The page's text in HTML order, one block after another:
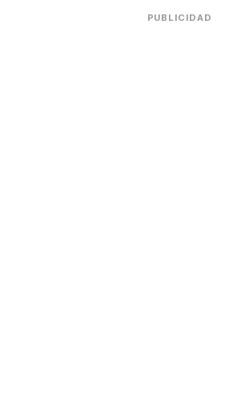
PUBLICIDAD